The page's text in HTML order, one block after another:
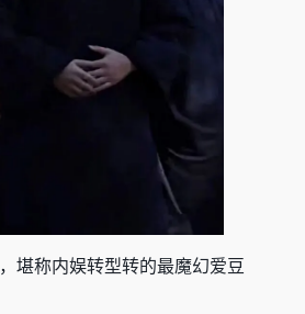
堪称内娱转型转的最魔幻爱豆